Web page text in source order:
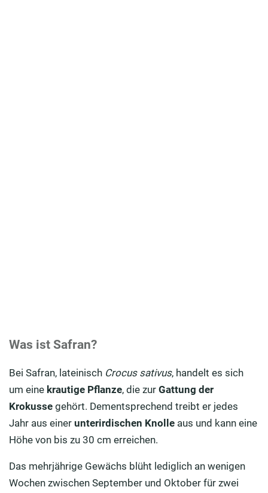
Was ist Safran?
Bei Safran, lateinisch Crocus sativus, handelt es sich
um eine krautige Pflanze, die zur Gattung der
Krokusse gehört. Dementsprechend treibt er jedes
Jahr aus einer unterirdischen Knolle aus und kann eine
Höhe von bis zu 30 cm erreichen.
Das mehrjährige Gewächs blüht lediglich an wenigen
Wochen zwischen September und Oktober für zwei